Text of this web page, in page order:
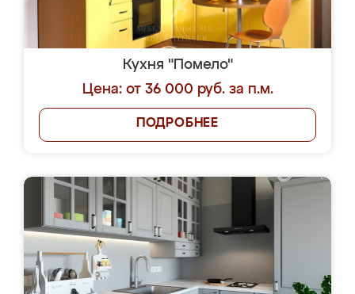
Кухня "Помело"
Цена: от 36 000 руб. за п.м.
ПОДРОБНЕЕ